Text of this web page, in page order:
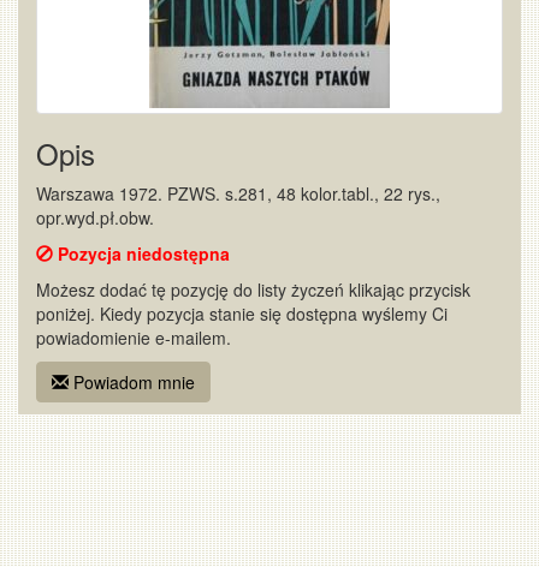
Opis
Warszawa 1972. PZWS. s.281, 48 kolor.tabl., 22 rys.,
opr.wyd.pł.obw.
Pozycja niedostępna
Możesz dodać tę pozycję do listy życzeń klikając przycisk
poniżej. Kiedy pozycja stanie się dostępna wyślemy Ci
powiadomienie e-mailem.
Powiadom mnie